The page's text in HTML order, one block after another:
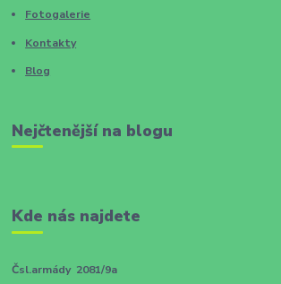
Fotogalerie
Kontakty
Blog
Nejčtenější na blogu
Kde nás najdete
Čsl.armády 2081/9a